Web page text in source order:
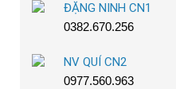
ĐẶNG NINH CN1
0382.670.256
NV QUÍ CN2
0977.560.963